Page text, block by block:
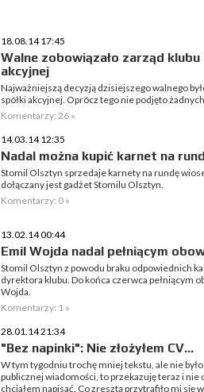
18.08.14 17:45
Walne zobowiązało zarząd
akcyjnej
Najważniejszą decyzją dzisiejszego walnego
spółki akcyjnej. Oprócz tego nie podjęto
Komentarzy: 26 »
14.03.14 12:35
Nadal można kupić karnet na
Stomil Olsztyn sprzedaje karnety na rundę
dołączany jest gadżet Stomilu Olsztyn.
Komentarzy: 0 »
13.02.14 00:44
Emil Wojda nadal pełniącym
Stomil Olsztyn z powodu braku odpowiednich
dyrektora klubu. Do końca czerwca pełniącym
Wojda.
Komentarzy: 1 »
28.01.14 21:34
"Bez napinki": Nie złożyłem CV...
W tym tygodniu trochę mniej tekstu, ale nie było
publicznej wiadomości, to przekazuję teraz i nie
chciałem napisać. Co zresztą przytrafiło mi się